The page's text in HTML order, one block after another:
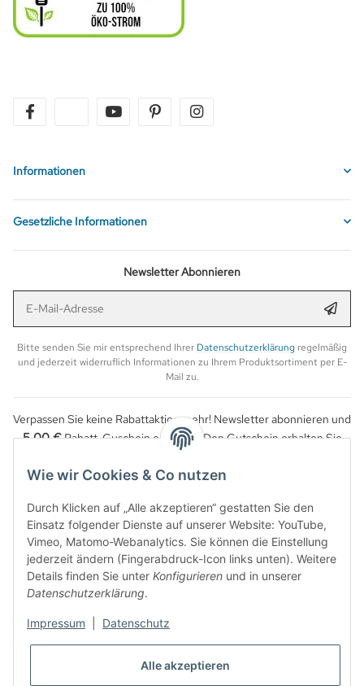
Wie wir Cookies & Co nutzen
Durch Klicken auf „Alle akzeptieren“ gestatten Sie den
Einsatz folgender Dienste auf unserer Website: YouTube,
Vimeo, Matomo-Webanalytics. Sie können die Einstellung
jederzeit ändern (Fingerabdruck-Icon links unten). Weitere
Details finden Sie unter Konfigurieren und in unserer
Datenschutzerklärung.
Impressum Datenschutz
Alle akzeptieren
twitter youtube pinterest
Informationen
Gesetzliche Informationen
Newsletter Abonnieren
Bitte senden Sie mir entsprechend Ihrer Datenschutzerklärung regelmäßig
und jederzeit widerruflich Informationen zu Ihrem Produktsortiment per E-
Mail zu.
Verpassen Sie keine Rabattaktion mehr! Newsletter abonnieren und
5,00 €Rabatt-Guschein erhalten. Den Gutschein erhalten Sie
per Email nach der erfolgreichen Bestätigung Ihrer Email-Adresse.
WIDERRUFSBUTTON